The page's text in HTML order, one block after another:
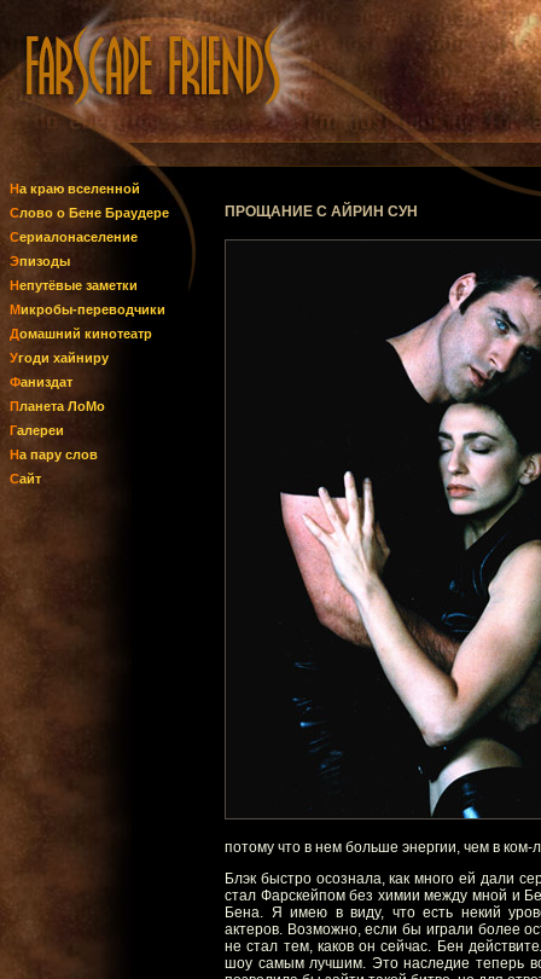
На краю вселенной
Слово о Бене Браудере
Сериалонаселение
Эпизоды
Непутёвые заметки
Микробы-переводчики
Домашний кинотеатр
Угоди хайниру
Фаниздат
Планета ЛоМо
Галереи
На пару слов
Сайт
ПРОЩАНИЕ С АЙРИН СУН
потому что в нем больше энергии, чем в
Блэк быстро осознала, как много ей дали
стал Фарскейпом без химии между мной и
Бена. Я имею в виду, что есть некий
актеров. Возможно, если бы играли более
не стал тем, каков он сейчас. Бен
шоу самым лучшим. Это наследие теперь